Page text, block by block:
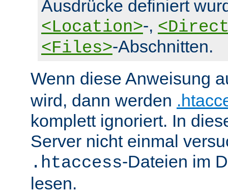
Ausdrücke definiert
<Location>-,
<Files>-Abschnitten.
Wenn diese Anweisung
wird, dann werden
komplett ignoriert. In
Server nicht einmal
.htaccess-Dateien im
lesen.